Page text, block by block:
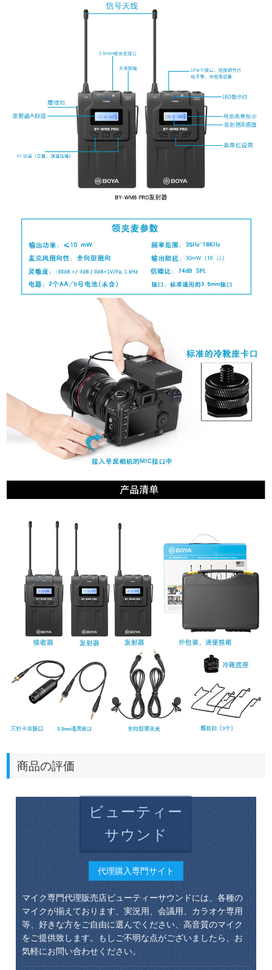
商品の評価
ビューティー
サウンド
代理購入専門サイト
マイク専門代理販売店ビューティーサウンドには、各種の
マイクが揃えております、実況用、会議用、カラオケ専用
等、好きな方をご自由に選んでください、高音質のマイク
をご提供致します。もしご不明な点がございましたら、お
気軽にお問い合わせください。